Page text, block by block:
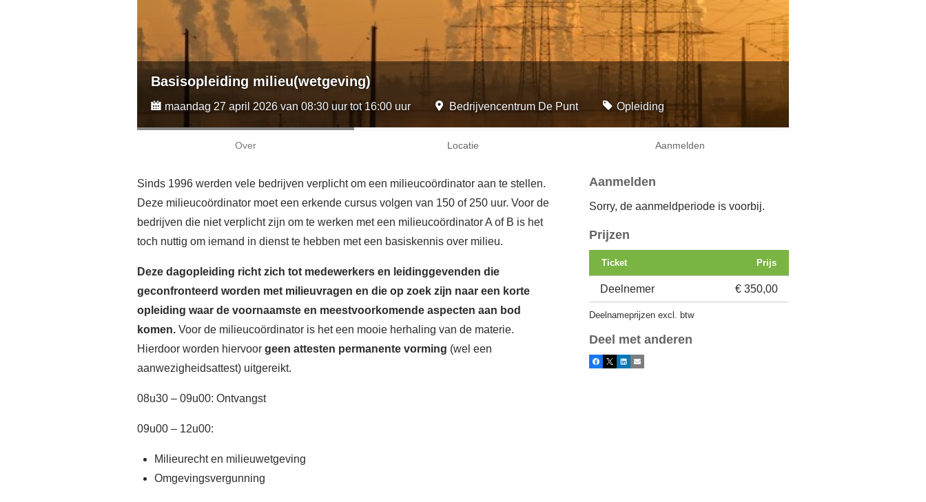
Basisopleiding milieu(wetgeving)
maandag 27 april 2026 van 08:30 uur tot 16:00 uur Bedrijvencentrum De Punt Opleiding
Over Locatie Aanmelden
Sinds 1996 werden vele bedrijven verplicht om een milieucoördinator aan te stellen.
Deze milieucoördinator moet een erkende cursus volgen van 150 of 250 uur. Voor de
bedrijven die niet verplicht zijn om te werken met een milieucoördinator A of B is het
toch nuttig om iemand in dienst te hebben met een basiskennis over milieu.
Deze dagopleiding richt zich tot medewerkers en leidinggevenden die
geconfronteerd worden met milieuvragen en die op zoek zijn naar een korte
opleiding waar de voornaamste en meestvoorkomende aspecten aan bod
komen.Voor de milieucoördinator is het een mooie herhaling van de materie.
Hierdoor worden hiervoor geen attesten permanente vorming (wel een
aanwezigheidsattest) uitgereikt.
08u30 – 09u00: Ontvangst
09u00 – 12u00:
Milieurecht en milieuwetgeving
Omgevingsvergunning
Aanmelden
Sorry, de aanmeldperiode is voorbij.
Prijzen
Ticket Prijs
Deelnemer € 350,00
Deelnameprijzen excl. btw
Deel met anderen
Facebook
X LinkedInE-mail
Français
Nederlands